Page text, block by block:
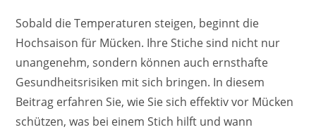
Sobald die Temperaturen steigen, beginnt die
Hochsaison für Mücken. Ihre Stiche sind nicht nur
unangenehm, sondern können auch ernsthafte
Gesundheitsrisiken mit sich bringen. In diesem
Beitrag erfahren Sie, wie Sie sich effektiv vor Mücken
schützen, was bei einem Stich hilft und wann